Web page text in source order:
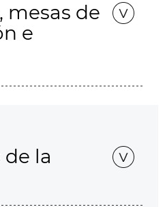
mesas de
e
la